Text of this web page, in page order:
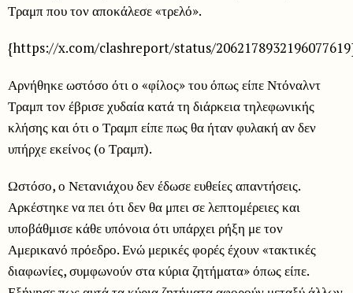
Τραμπ που τον αποκάλεσε «τρελό».
{https://x.com/clashreport/status/
Αρνήθηκε ωστόσο ότι ο «φίλος» του όπως είπε Ντόναλντ
Τραμπ τον έβρισε χυδαία κατά τη διάρκεια τηλεφωνικής
κλήσης και ότι ο Τραμπ είπε πως θα ήταν φυλακή αν δεν
υπήρχε εκείνος (ο Τραμπ).
Ωστόσο, ο Νετανιάχου δεν έδωσε ευθείες απαντήσεις.
Αρκέστηκε να πει ότι δεν θα μπει σε λεπτομέρειες και
υποβάθμισε κάθε υπόνοια ότι υπάρχει ρήξη με τον
Αμερικανό πρόεδρο. Ενώ μερικές φορές έχουν «τακτικές
διαφωνίες, συμφωνούν στα κύρια ζητήματα» όπως είπε.